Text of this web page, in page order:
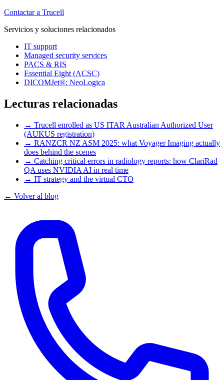
Contactar a Trucell
Servicios y soluciones relacionados
IT support
Managed security services
PACS & RIS
Essential Eight (ACSC)
DICOMJet®: NeoLogica
Lecturas relacionadas
→ Trucell enrolled as US ITAR Australian Authorized User
(AUKUS registration)
→ RANZCR NZ ASM 2025: what Voyager Imaging actually
does behind the scenes
→ Catching critical errors in radiology reports: how ClariRad
QA uses NVIDIA AI in real time
→ IT strategy and the virtual CTO
← Volver al blog